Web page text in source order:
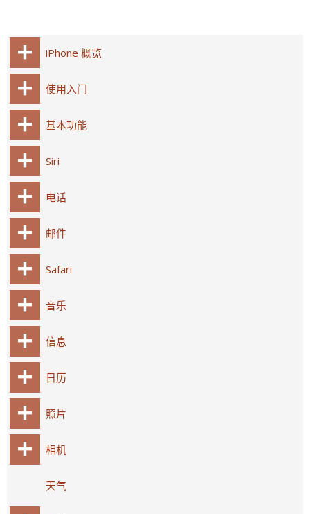
iPhone 概览
使用入门
基本功能
Siri
电话
邮件
Safari
音乐
信息
日历
照片
相机
天气